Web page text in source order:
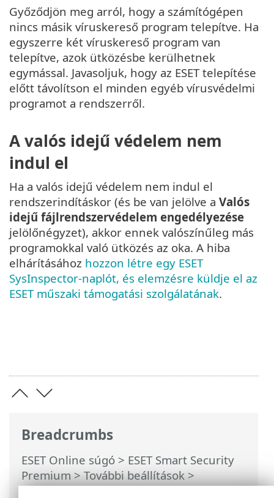
Breadcrumbs
ESET Online súgó > ESET Smart Security
Premium>További beállítások>
Védelmek>Valós idejű
Győződjön meg arról, hogy a számítógépen
nincs másik víruskereső program telepítve. Ha
egyszerre két víruskereső program van
telepítve, azok ütközésbe kerülhetnek
egymással. Javasoljuk, hogy az ESET telepítése
előtt távolítson el minden egyéb vírusvédelmi
programot a rendszerről.
A valós idejű védelem nem
indul el
Ha a valós idejű védelem nem indul el
rendszerindításkor (és be van jelölve a Valós
idejű fájlrendszervédelem engedélyezése
jelölőnégyzet), akkor ennek valószínűleg más
programokkal való ütközés az oka. A hiba
elhárításához hozzon létre egy ESET
SysInspector-naplót, és elemzésre küldje el az
ESET műszaki támogatási szolgálatának.